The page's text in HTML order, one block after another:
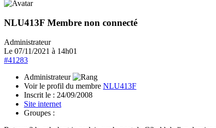
NLU413F Membre non connecté
Administrateur
Le 07/11/2021 à 14h01
#41283
Administrateur
Voir le profil du membre NLU413F
Inscrit le : 24/09/2008
Site internet
Groupes :